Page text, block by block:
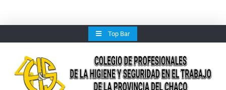
to
content
Top Bar